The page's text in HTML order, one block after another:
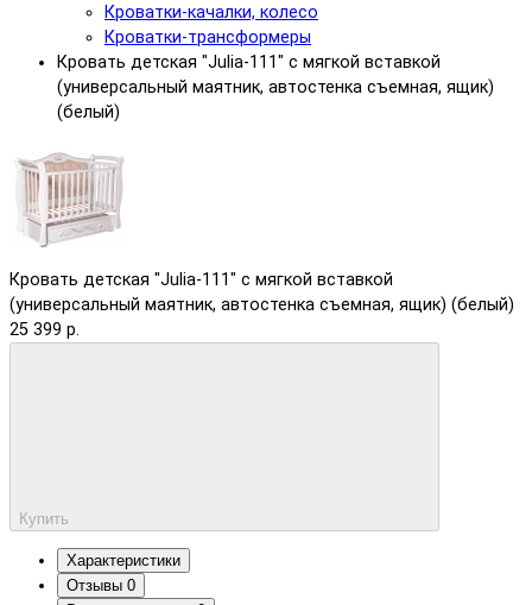
Кроватки-качалки, колесо
Кроватки-трансформеры
Кровать детская "Julia-111" с мягкой вставкой
(универсальный маятник, автостенка съемная, ящик)
(белый)
Кровать детская "Julia-111" с мягкой вставкой
(универсальный маятник, автостенка съемная, ящик) (белый)
25 399 р.
Купить
Характеристики
Отзывы 0